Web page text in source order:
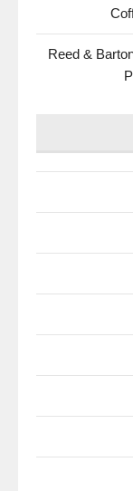
Reed &